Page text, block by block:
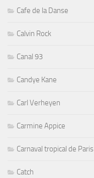
Cafe de la Danse
Calvin Rock
Canal 93
Candye Kane
Carl Verheyen
Carmine Appice
Carnaval tropical de Paris
Catch